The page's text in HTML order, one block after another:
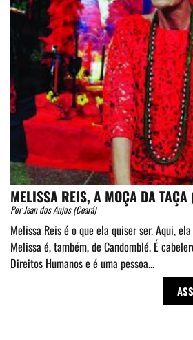
MELISSA REIS, A MOÇA DA
Por Jean dos Anjos (Ceará)
Melissa Reis é o que ela quiser ser. Aqui,
Melissa é, também, de Candomblé. É
Direitos Humanos e é uma pessoa...